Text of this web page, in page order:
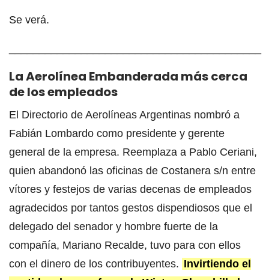
Se verá.
La Aerolínea Embanderada más cerca
de los empleados
El Directorio de Aerolíneas Argentinas nombró a
Fabián Lombardo como presidente y gerente
general de la empresa. Reemplaza a Pablo Ceriani,
quien abandonó las oficinas de Costanera s/n entre
vítores y festejos de varias decenas de empleados
agradecidos por tantos gestos dispendiosos que el
delegado del senador y hombre fuerte de la
compañía, Mariano Recalde, tuvo para con ellos
con el dinero de los contribuyentes. Invirtiendo el